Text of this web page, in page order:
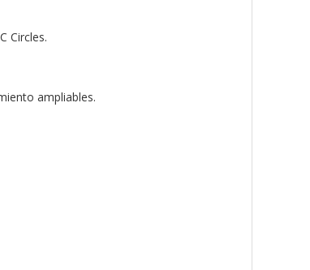
Circles.
ampliables.